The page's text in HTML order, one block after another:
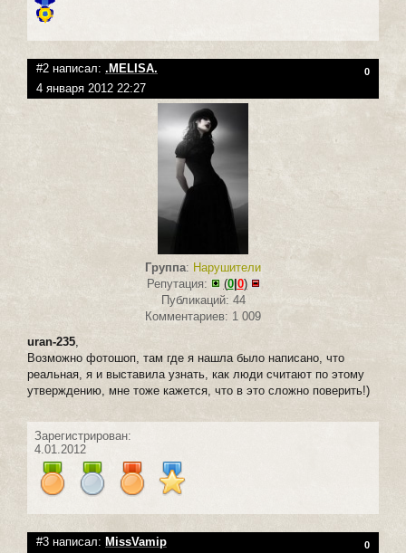
#2 написал: .MELISA. 0
4 января 2012 22:27
Группа: Нарушители
Репутация:
(0|0)
Публикаций: 44
Комментариев: 1 009
uran-235
Возможно фотошоп, там где я нашла было написано, что
реальная, я и выставила узнать, как люди считают по этому
утверждению, мне тоже кажется, что в это сложно поверить!)
Зарегистрирован:
4.01.2012
#3 написал: MissVamip 0